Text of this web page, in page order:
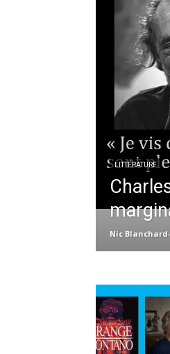
LITTÉRATURE
Nic